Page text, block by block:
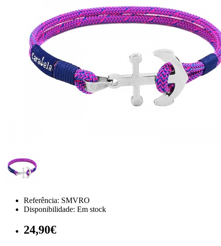
Referência: SMVRO
Disponibilidade: Em stock
24,90€